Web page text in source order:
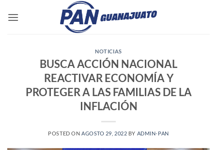
NOTICIAS
BUSCA ACCIÓN NACIONAL
REACTIVAR ECONOMÍA Y
PROTEGER A LAS FAMILIAS DE LA
INFLACIÓN
POSTED ON AGOSTO 29, 2022 BY ADMIN-PAN